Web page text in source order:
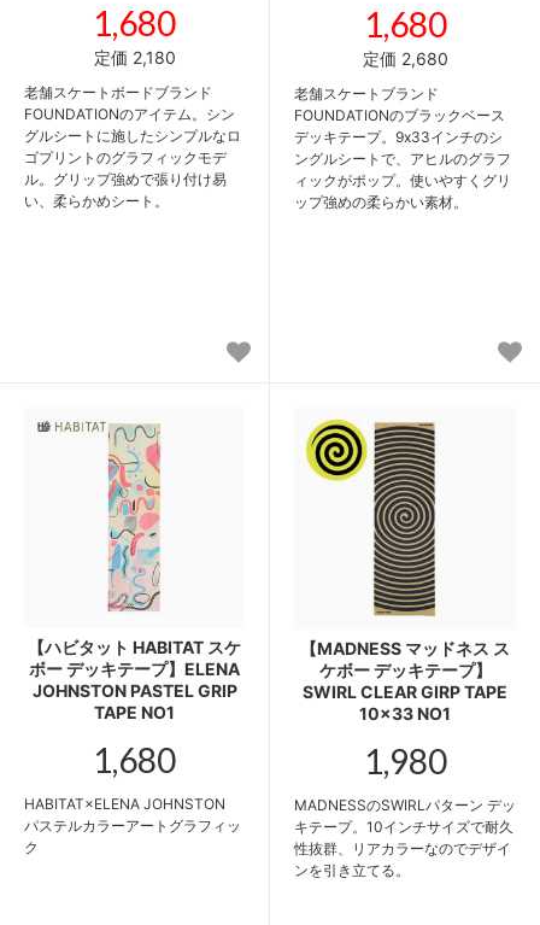
1,680
定価 2,180
老舗スケートボードブランド
FOUNDATIONのアイテム。シン
グルシートに施したシンプルなロ
ゴプリントのグラフィックモデ
ル。グリップ強めで張り付け易
い、柔らかめシート。
1,680
定価 2,680
老舗スケートブランド
FOUNDATIONのブラックベース
デッキテープ。9x33インチのシ
ングルシートで、アヒルのグラフ
ィックがポップ。使いやすくグリ
ップ強めの柔らかい素材。
【ハビタット HABITAT スケ
ボー デッキテープ】ELENA
JOHNSTON PASTEL GRIP
TAPE NO1
1,680
HABITAT×ELENA JOHNSTON
パステルカラーアートグラフィッ
ク
【MADNESS マッドネス ス
ケボー デッキテープ】
SWIRL CLEAR GIRP TAPE
10x33 NO1
1,980
MADNESSのSWIRLパターン デッ
キテープ。10インチサイズで耐久
性抜群、リアカラーなのでデザイ
ンを引き立てる。